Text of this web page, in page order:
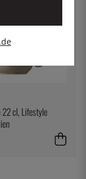
22 cl, Lifestyle